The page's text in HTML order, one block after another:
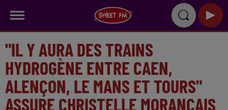
"IL Y AURA DES TRAINS
HYDROGÈNE ENTRE CAEN,
ALENÇON, LE MANS ET TOURS"
ASSURE CHRISTELLE MORANÇAIS